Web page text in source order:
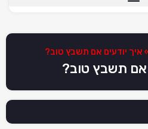
איך יודעים אם תשבץ טוב?
אם תשבץ טוב?